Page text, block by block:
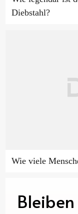
Diebstahl?
Wie viele